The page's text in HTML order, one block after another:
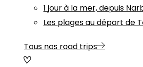
1 jour à la mer, depuis
Les plages au départ de
Tous nos road trips